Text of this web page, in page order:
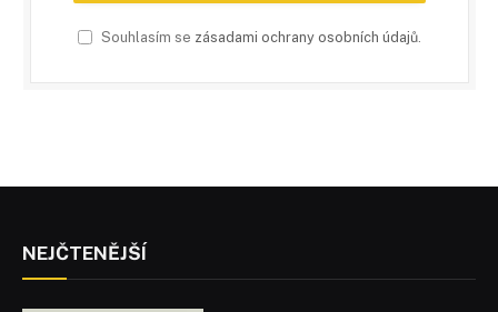
Souhlasím se zásadami ochrany osobních údajů.
NEJČTENĚJŠÍ